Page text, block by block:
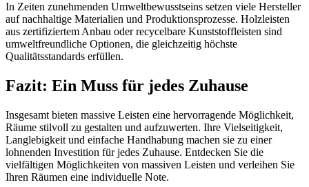
In Zeiten zunehmenden Umweltbewusstseins setzen viele Hersteller
auf nachhaltige Materialien und Produktionsprozesse. Holzleisten
aus zertifiziertem Anbau oder recycelbare Kunststoffleisten sind
umweltfreundliche Optionen, die gleichzeitig höchste
Qualitätsstandards erfüllen.
Fazit: Ein Muss für jedes Zuhause
Insgesamt bieten massive Leisten eine hervorragende Möglichkeit,
Räume stilvoll zu gestalten und aufzuwerten. Ihre Vielseitigkeit,
Langlebigkeit und einfache Handhabung machen sie zu einer
lohnenden Investition für jedes Zuhause. Entdecken Sie die
vielfältigen Möglichkeiten von massiven Leisten und verleihen Sie
Ihren Räumen eine individuelle Note.